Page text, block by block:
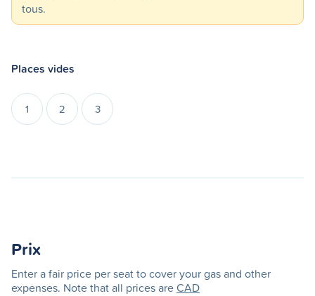
tous.
Places vides
1 2 3
Prix
Enter a fair price per seat to cover your gas and other
expenses. Note that all prices areCAD